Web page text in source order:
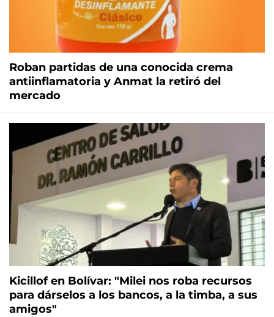
Roban partidas de una conocida crema
antiinflamatoria y Anmat la retiró del
mercado
Kicillof en Bolívar: "Milei nos roba recursos
para dárselos a los bancos, a la timba, a sus
amigos"